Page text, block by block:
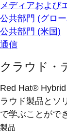
メディアおよび
公共部門 (グロ
公共部門 (米国)
通信
クラウド・
Red Hat®
ラウド製品とソ
で学ぶことがで
製品